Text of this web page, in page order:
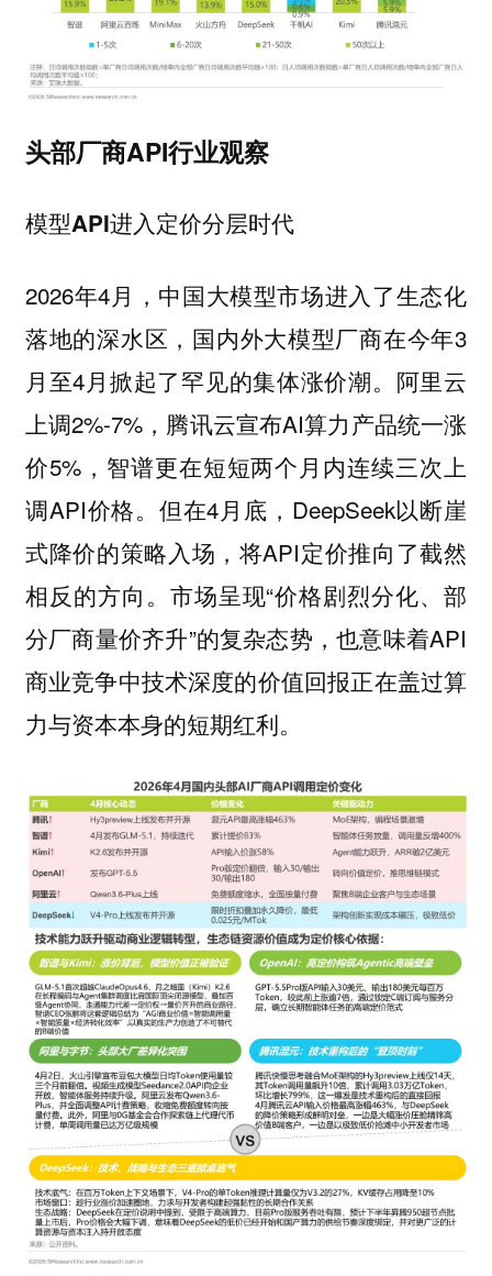
头部厂商API行业观察
模型API进入定价分层时代
2026年4月，中国大模型市场进入了生态化
落地的深水区，国内外大模型厂商在今年3
月至4月掀起了罕见的集体涨价潮。阿里云
上调2%-7%，腾讯云宣布AI算力产品统一涨
价5%，智谱更在短短两个月内连续三次上
调API价格。但在4月底，DeepSeek以断崖
式降价的策略入场，将API定价推向了截然
相反的方向。市场呈现“价格剧烈分化、部
分厂商量价齐升”的复杂态势，也意味着API
商业竞争中技术深度的价值回报正在盖过算
力与资本本身的短期红利。